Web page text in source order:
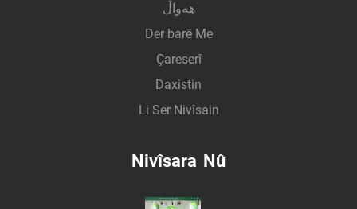
هەواڵ
Der barê Me
Çareserî
Daxistin
Li Ser Nivîsain
Nivîsara Nû